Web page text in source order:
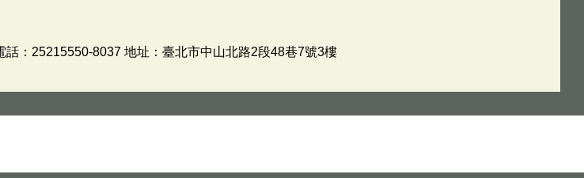
：25215550-8037 地址：臺北市中山北路2段48巷7號3樓